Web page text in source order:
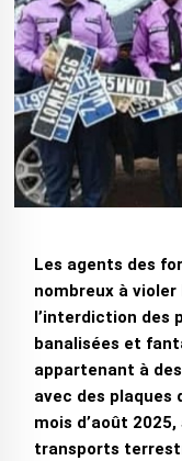
Les agents des
nombreux à
l’interdiction des
banalisées et
appartenant à
avec des
mois d’août
transports